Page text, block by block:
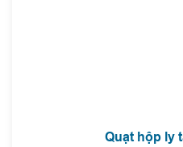
Quạt hộp ly